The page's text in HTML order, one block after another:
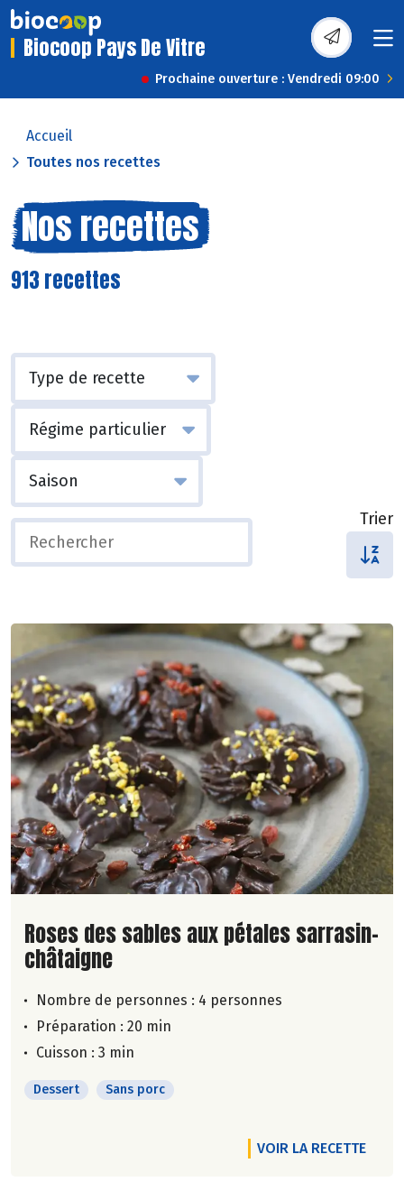
Biocoop Pays De Vitre
Prochaine ouverture : Vendredi 09:00
Accueil
Toutes nos recettes
Nos recettes
913 recettes
Trier
Lire la suite de la recette
Roses des sables aux pétales sarrasin-
châtaigne
Nombre de personnes : 4 personnes
Préparation : 20 min
Cuisson : 3 min
Dessert Sans porc
VOIR LA RECETTE